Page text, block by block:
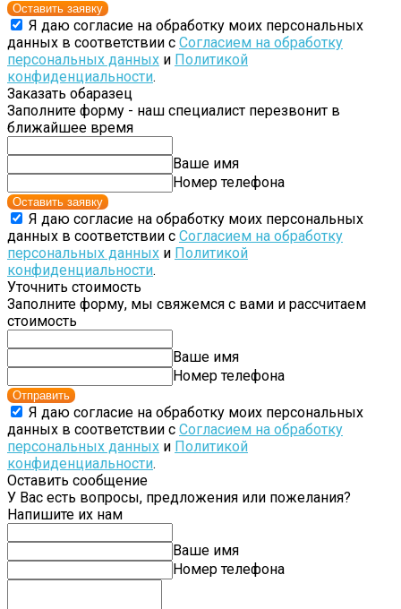
Оставить заявку
Я даю согласие на обработку моих персональных
данных в соответствии с Согласием на обработку
персональных данных и Политикой
конфиденциальности.
Заказать обаразец
Заполните форму - наш специалист перезвонит в
ближайшее время
Ваше имя
Номер телефона
Оставить заявку
Я даю согласие на обработку моих персональных
данных в соответствии с Согласием на обработку
персональных данных и Политикой
конфиденциальности.
Уточнить стоимость
Заполните форму, мы свяжемся с вами и рассчитаем
стоимость
Ваше имя
Номер телефона
Отправить
Я даю согласие на обработку моих персональных
данных в соответствии с Согласием на обработку
персональных данных и Политикой
конфиденциальности.
Оставить сообщение
У Вас есть вопросы, предложения или пожелания?
Напишите их нам
Ваше имя
Номер телефона